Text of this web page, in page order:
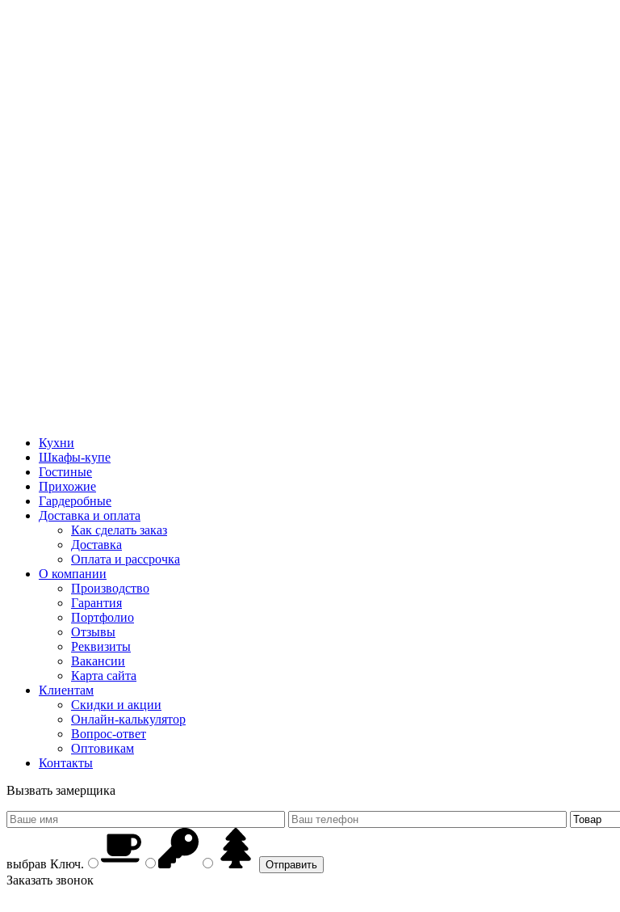
Кухни
Шкафы-купе
Гостиные
Прихожие
Гардеробные
Доставка и оплата
Как сделать заказ
Доставка
Оплата и рассрочка
О компании
Производство
Гарантия
Портфолио
Отзывы
Реквизиты
Вакансии
Карта сайта
Клиентам
Скидки и акции
Онлайн-калькулятор
Вопрос-ответ
Оптовикам
Контакты
Вызвать замерщика
выбрав Ключ.
Заказать звонок